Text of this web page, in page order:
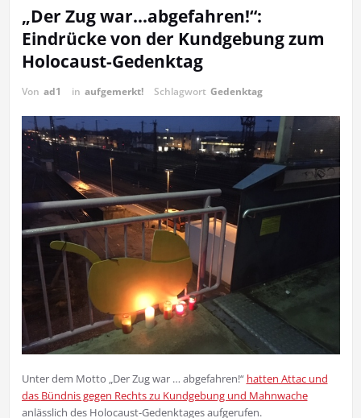
„Der Zug war…abgefahren!“:
Eindrücke von der Kundgebung zum
Holocaust-Gedenktag
Von ad1 in aufgemerkt! Schlagwort Gedenktag
Unter dem Motto „Der Zug war … abgefahren!“ hatten Attac und
das Bündnis gegen Rechts zu Kundgebung und Mahnwache
anlässlich des Holocaust-Gedenktages aufgerufen.